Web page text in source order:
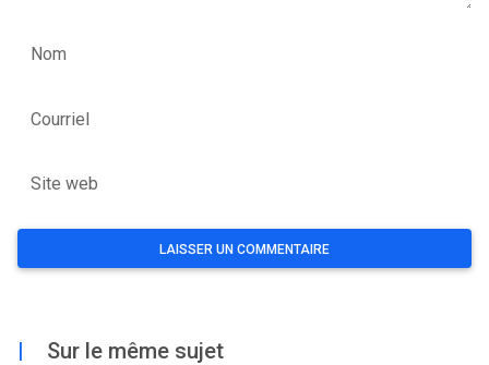
Nom
Courriel
Site web
| Sur le même sujet